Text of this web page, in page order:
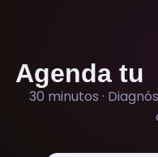
Agenda tu
30 minutos ·